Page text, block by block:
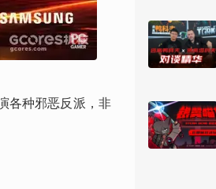
各种邪恶反派，非